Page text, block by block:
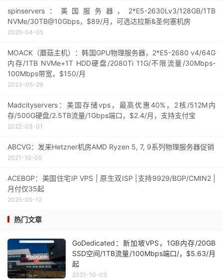
spinservers：美国服务器，2*E5-2630Lv3/128GB/1TB
NVMe/30TB@10Gbps，$89/月，可选达拉斯&圣何塞机房
2025-04-05
MOACK（蘑菇主机）：韩国GPU物理服务器，2*E5-2680 v4/64G
内存/1TB NVMe+1T HDD硬盘/2080Ti 11G/不限流量/30Mbps-
100Mbps带宽，$150/月
2023-05-29
Madcityservers：美国存储vps，最高优惠40%，2核/512M内
存/500G硬盘/2.5TB流量/1Gbps端口，$2.4/月，支持支付宝
2022-03-01
ABCVG：发来Hetzner机房AMD Ryzen 5, 7, 9系列物理服务器促销
2021-10-05
ACEBGP：美国住宅IP VPS | 原生双ISP |支持9929/BGP/CMIN2 |
月付仅35起
2025-05-12
热门文章
GoDedicated：新加坡VPS，1GB内存/20GB
SSD空间/1TB流量/100Mbps端口/，$5.63/月
起
2021-10-03